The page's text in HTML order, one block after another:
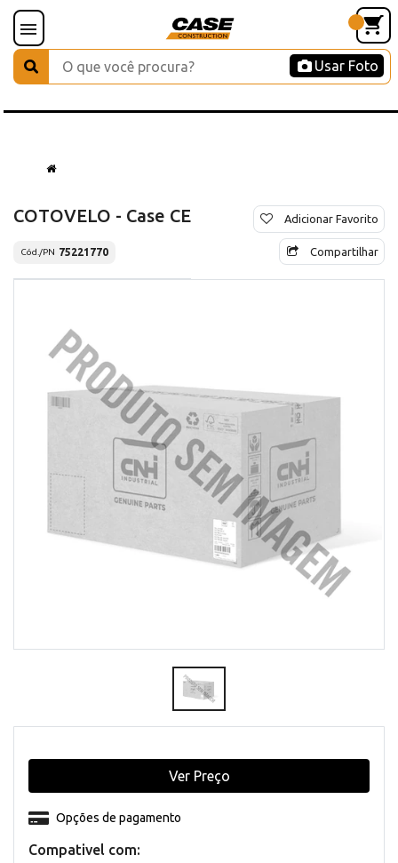
Usar Foto
COTOVELO - Case CE
Cód./PN 75221770
Adicionar Favorito
Compartilhar
Compativel com:
Opções de pagamento
Ver Preço